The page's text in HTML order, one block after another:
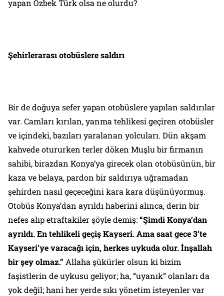
yapan Özbek Türk olsa ne olurdu?
Şehirlerarası otobüslere saldırı
Bir de doğuya sefer yapan otobüslere yapılan saldırılar
var. Camları kırılan, yanma tehlikesi geçiren otobüsler
ve içindeki, bazıları yaralanan yolcuları. Dün akşam
kahvede otururken terler döken Muşlu bir firmanın
sahibi, birazdan Konya’ya girecek olan otobüsünün, bir
kaza ve belaya, pardon bir saldırıya uğramadan
şehirden nasıl geçeceğini kara kara düşünüyormuş.
Otobüs Konya’dan ayrıldı haberini alınca, derin bir
nefes alıp etraftakiler şöyle demiş:“Şimdi Konya’dan
ayrıldı. En tehlikeli geçiş Kayseri. Ama saat gece 3’te
Kayseri’ye varacağı için, herkes uykuda olur. İnşallah
bir şey olmaz.” Allaha şükürler olsun ki bizim
faşistlerin de uykusu geliyor; ha, “uyanık” olanları da
yok değil; hani her yerde sıkı yönetim isteyenler var